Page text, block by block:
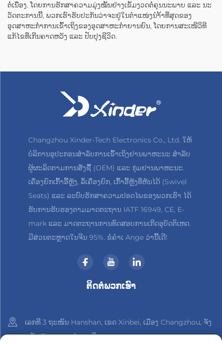
ຕໍ່ເນື່ອງ. ໂດຍການຮັກສາຄວາມມຸ່ງໝັ້ນຢ່າງເຂັ້ມງວດຕໍ່ຄຸນນະພາບ ແລະ ນະ
ວັດຕະການນີ້, ພວກເຮົາຮັບປະກັນວ່າຈະຢູ່ໃນຕຳແໜ່ງນຳ້້າທີ່ສຸດຂອງ
ອຸດສາຫະກຳການເຂົ້າເຖິງຂອງອຸດສາຫະກຳຍານຍົນ, ໂດຍການສະເໜີວິທີ
ແກ້ໄຂທີ່ເກີນຄາດຫວັງ ແລະ ປັບປຸງຊີວິດ.
Changzhou Xinder-Tech Electronics Co., Ltd. ໃຫ້
ບໍລິການອຸປະກອນສຳລັບການເຂົ້າເຖິງຢານພາຫະນະ ສຳລັບ
ຜູ້ຜະລິດຕາມການສັ່ງຊື້ (OEM) ແລະ ກຸ່ມຢານພາຫະນະ.
ເຄື່ອງຍົກເກົ້າອີ້ຫຼັງ, ລໍ້ເຄື່ອງຍົກ, ເກົ້າອີ້ຫຼັງທີ່ຫັນໄດ້ (Swivel
Seats) ແລະ ລະບົບຮັກສາຄວາມປອດໄພຂອງພວກເຮົາ ໄດ້
ຮັບການຮັບຮອງຕາມມາດຕະຖານ IATF 16949, CE, E-
mark ແລະ ມາດຕະຖານການທົດສອບການເກີດອຸບັດຕິເຫດ.
ມີສ່ວນຕະຫຼາດໃນຈີນ 95%. ຂໍຄຳເ Ange ວ່ານີ້ເດີ!
ຕິດຕໍ່ພວກເຮົາ
ເລກທີ 3 ຖະໜົນ Hanshan, ເຂດ Xinbei, ເມືອງ Changzhou, ຈັງ
ຫວັດ Jiangsu, ປະເທດຈີນ